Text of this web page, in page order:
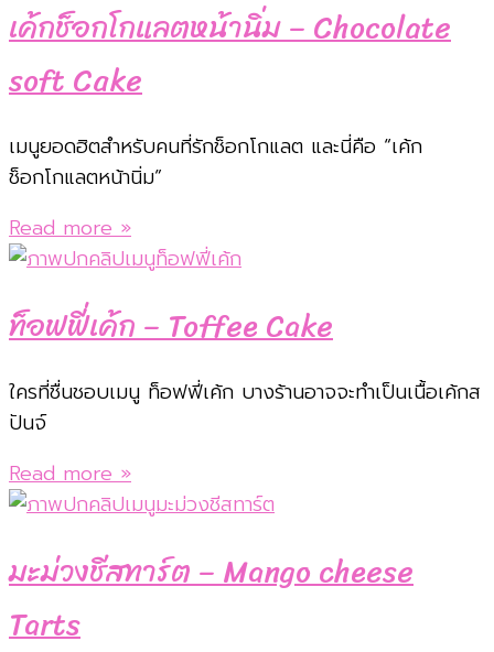
เค้กช็อกโกแลตหน้านิ่ม – Chocolate
soft Cake
เมนูยอดฮิตสำหรับคนที่รักช็อกโกแลต และนี่คือ “เค้ก
ช็อกโกแลตหน้านิ่ม”
Read more »
ท็อฟฟี่เค้ก – Toffee Cake
ใครที่ชื่นชอบเมนู ท็อฟฟี่เค้ก บางร้านอาจจะทำเป็นเนื้อเค้กส
ปันจ์
Read more »
มะม่วงชีสทาร์ต – Mango cheese
Tarts